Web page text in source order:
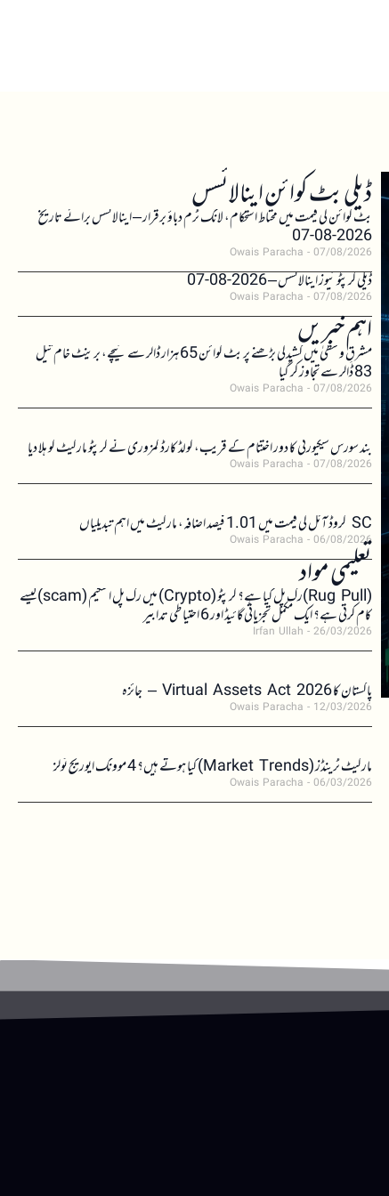
ڈیلی بٹ کوائن اینالائسس
بٹ کوائن کی قیمت میں محتاط استحکام، لانگ ٹرم دباؤ برقرار – اینالائسس برائے تاریخ
2026-08-07
Owais Paracha 07/08/2026
ڈیلی کرپٹو نیوز اینالائسس – 2026-08-07
Owais Paracha 07/08/2026
اہم خبریں مشرقِ وسطیٰ میں کشیدگی بڑھنے پر بٹ کوائن 65 ہزار ڈالر سے نیچے، برینٹ خام تیل
83 ڈالر سے تجاوز کر گیا
Owais Paracha 07/08/2026
بند سورس سیکیورٹی کا دور اختتام کے قریب، کولڈ کارڈ کمزوری نے کرپٹو مارکیٹ کو ہلا دیا
Owais Paracha 07/08/2026
SC کروڈ آئل کی قیمت میں 1.01 فیصد اضافہ، مارکیٹ میں اہم تبدیلیاں
Owais Paracha 06/08/2026
تعلیمی مواد (Rug Pull)رگ پل کیا ہے؟ کرپٹو (Crypto) میں رگ پل اسکیم (scam)کیسے
کام کرتی ہے؟ ایک مکمل تجزیاتی گائیڈ اور 6 احتیاطی تدابیر
Irfan Ullah 26/03/2026
پاکستان کا Virtual Assets Act 2026 – جائزہ
Owais Paracha 12/03/2026
مارکیٹ ٹرینڈز (Market Trends) کیا ہوتے ہیں؟ 4 موونگ ایوریج ٹولز
Owais Paracha 06/03/2026